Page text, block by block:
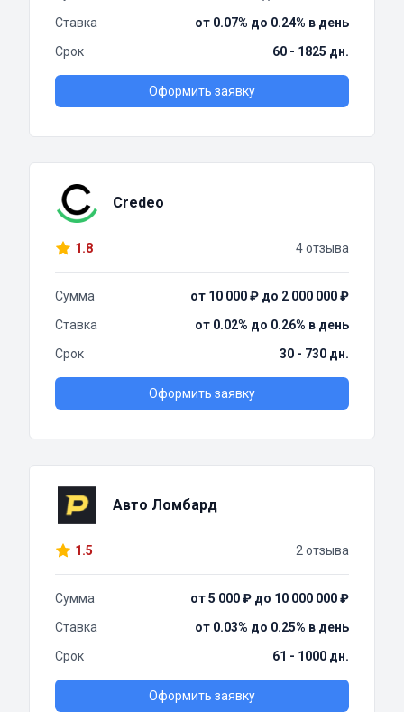
Ставка
от 0.07% до 0.24% в день
Срок
60 - 1825 дн.
Оформить заявку
Credeo
1.8 4 отзыва
Сумма
от 10 000 ₽ до 2 000 000 ₽
Ставка
от 0.02% до 0.26% в день
Срок
30 - 730 дн.
Оформить заявку
Авто Ломбард
1.5 2 отзыва
Сумма
от 5 000 ₽ до 10 000 000 ₽
Ставка
от 0.03% до 0.25% в день
Срок
61 - 1000 дн.
Оформить заявку